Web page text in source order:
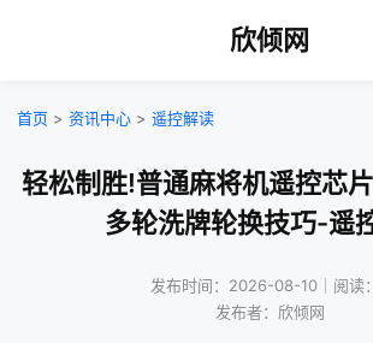
欣倾网
首页 > 资讯中心 > 遥控解读
轻松制胜!普通麻将机遥控芯
多轮洗牌轮换技巧-遥
发布时间：2026-08-10｜阅读
发布者：欣倾网